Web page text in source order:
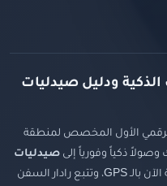
الذكية ودليل صيدليات
الأول المخصص لمنطقة
ذكياً وفورياً إلى صيدليات
والصيدليات المفتوحة الآن بالـ GPS، وتتبع رادار السفن